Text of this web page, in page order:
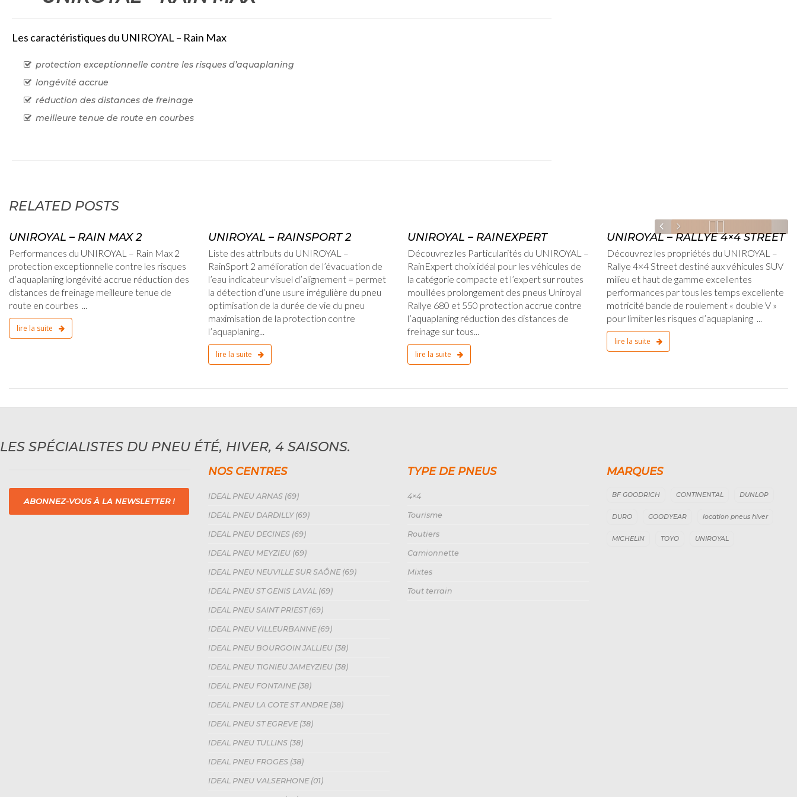
Les caractéristiques du UNIROYAL – Rain Max
protection exceptionnelle contre les risques d’aquaplaning
longévité accrue
réduction des distances de freinage
meilleure tenue de route en courbes
RELATED POSTS
UNIROYAL – RAIN MAX 2
Performances du UNIROYAL – Rain Max 2
protection exceptionnelle contre les risques
d’aquaplaning longévité accrue réduction des
distances de freinage meilleure tenue de
route en courbes ...
lire la suite
UNIROYAL – RAINSPORT 2
Liste des attributs du UNIROYAL –
RainSport 2 amélioration de l’évacuation de
l’eau indicateur visuel d’alignement = permet
la détection d’une usure irrégulière du pneu
optimisation de la durée de vie du pneu
maximisation de la protection contre
l’aquaplaning...
lire la suite
UNIROYAL – RAINEXPERT
Découvrez les Particularités du UNIROYAL –
RainExpert choix idéal pour les véhicules de
la catégorie compacte et l’expert sur routes
mouillées prolongement des pneus Uniroyal
Rallye 680 et 550 protection accrue contre
l’aquaplaning réduction des distances de
freinage sur tous...
lire la suite
UNIROYAL – RALLYE 4×4 STREET
Découvrez les propriétés du UNIROYAL –
Rallye 4×4 Street destiné aux véhicules SUV
milieu et haut de gamme excellentes
performances par tous les temps excellente
motricité bande de roulement « double V »
pour limiter les risques d’aquaplaning ...
lire la suite
LES SPÉCIALISTES DU PNEU ÉTÉ, HIVER, 4 SAISONS.
ABONNEZ-VOUS À LA NEWSLETTER !
NOS CENTRES
IDEAL PNEU ARNAS (69)
IDEAL PNEU DARDILLY (69)
IDEAL PNEU DECINES (69)
IDEAL PNEU MEYZIEU (69)
IDEAL PNEU NEUVILLE SUR SAÔNE (69)
IDEAL PNEU ST GENIS LAVAL (69)
IDEAL PNEU SAINT PRIEST (69)
IDEAL PNEU VILLEURBANNE (69)
IDEAL PNEU BOURGOIN JALLIEU (38)
IDEAL PNEU TIGNIEU JAMEYZIEU (38)
IDEAL PNEU FONTAINE (38)
IDEAL PNEU LA COTE ST ANDRE (38)
IDEAL PNEU ST EGREVE (38)
IDEAL PNEU TULLINS (38)
IDEAL PNEU FROGES (38)
IDEAL PNEU VALSERHONE (01)
TYPE DE PNEUS
4×4
Tourisme
Routiers
Camionnette
Mixtes
Tout terrain
MARQUES
BF GOODRICH CONTINENTAL DUNLOP
DURO GOODYEAR location pneus hiver
MICHELIN TOYO UNIROYAL